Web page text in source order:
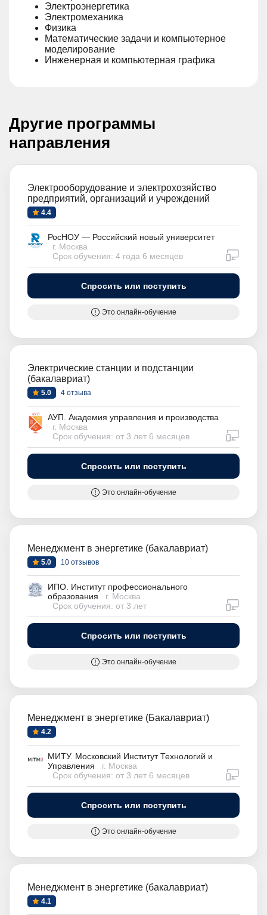
Электроэнергетика
Электромеханика
Физика
Математические задачи и компьютерное
моделирование
Инженерная и компьютерная графика
Другие программы
направления
Электрооборудование и электрохозяйство
предприятий, организаций и учреждений
4.4
РосНОУ — Российский новый университет
г. Москва
Срок обучения: 4 года 6 месяцев
Спросить или поступить
Это онлайн-обучение
Электрические станции и подстанции
(бакалавриат)
5.0 4 отзыва
АУП. Академия управления и производства
г. Москва
Срок обучения: от 3 лет 6 месяцев
Спросить или поступить
Это онлайн-обучение
Менеджмент в энергетике (бакалавриат)
5.0 10 отзывов
ИПО. Институт профессионального
образования
г. Москва
Срок обучения: от 3 лет
Спросить или поступить
Это онлайн-обучение
Менеджмент в энергетике (Бакалавриат)
4.2
МИТУ. Московский Институт Технологий и
Управления
г. Москва
Срок обучения: от 3 лет 6 месяцев
Спросить или поступить
Это онлайн-обучение
Менеджмент в энергетике (бакалавриат)
4.1